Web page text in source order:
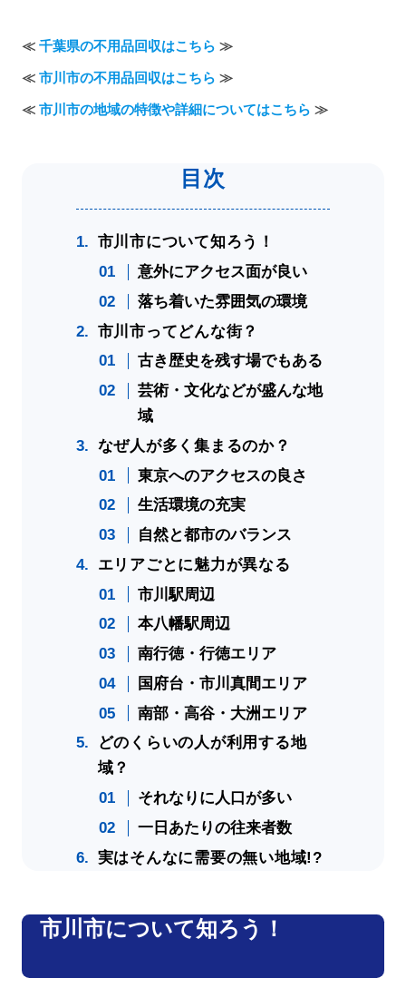
≪ 千葉県の不用品回収はこちら ≫
≪ 市川市の不用品回収はこちら ≫
≪ 市川市の地域の特徴や詳細についてはこちら ≫
市川市について知ろう！
意外にアクセス面が良い
落ち着いた雰囲気の環境
市川市ってどんな街？
古き歴史を残す場でもある
芸術・文化などが盛んな地
域
なぜ人が多く集まるのか？
東京へのアクセスの良さ
生活環境の充実
自然と都市のバランス
エリアごとに魅力が異なる
市川駅周辺
本八幡駅周辺
南行徳・行徳エリア
国府台・市川真間エリア
南部・高谷・大洲エリア
どのくらいの人が利用する地
域？
それなりに人口が多い
一日あたりの往来者数
実はそんなに需要の無い地域!?
市川市について知ろう！